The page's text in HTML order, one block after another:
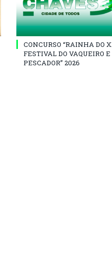
CONCURSO “RAINHA DO
FESTIVAL DO VAQUEIRO E
PESCADOR” 2026